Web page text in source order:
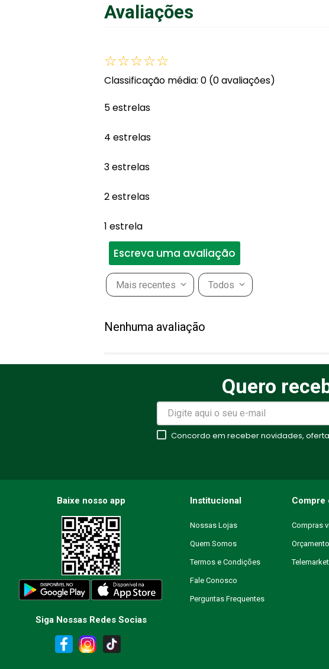
Avaliações
☆☆☆☆☆
Classificação média: 0 (0 avaliações)
5 estrelas
4 estrelas
3 estrelas
2 estrelas
1 estrela
Escreva uma avaliação
Avalie o produto de 1 a 5 estrelas
★★
Seu nome
Escreva uma avaliação
Mais recentes Todos
Nenhuma avaliação
Quero
Concordo em receber novidades,
Baixe nosso app
Siga Nossas Redes Socias
Institucional
Nossas Lojas
Quem Somos
Termos e Condições
Fale Conosco
Perguntas Frequentes
Compre
Compras